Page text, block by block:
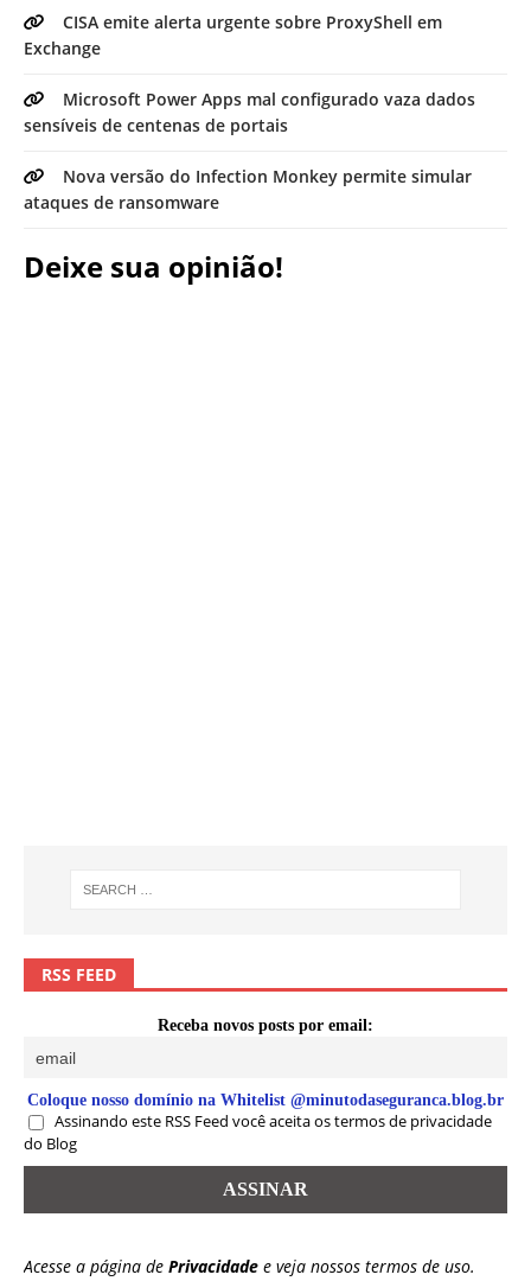
CISA emite alerta urgente sobre ProxyShell em
Exchange
Microsoft Power Apps mal configurado vaza dados
sensíveis de centenas de portais
Nova versão do Infection Monkey permite simular
ataques de ransomware
Deixe sua opinião!
RSS FEED
Receba novos posts por email:
Coloque nosso domínio na Whitelist @minutodaseguranca.blog.br
Assinando este RSS Feed você aceita os termos de privacidade
do Blog
Acesse a página de Privacidade e veja nossos termos de uso.